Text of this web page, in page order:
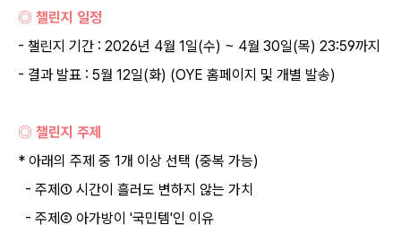
◎ 챌린지 일정
- 챌린지 기간 : 2026년 4월 1일(수) ~ 4월 30일(목) 23:59까지
- 결과 발표 : 5월 12일(화) (OYE 홈페이지 및 개별 발송)
◎ 챌린지 주제
* 아래의 주제 중 1개 이상 선택 (중복 가능)
- 주제① 시간이 흘러도 변하지 않는 가치
- 주제② 아가방이 '국민템'인 이유